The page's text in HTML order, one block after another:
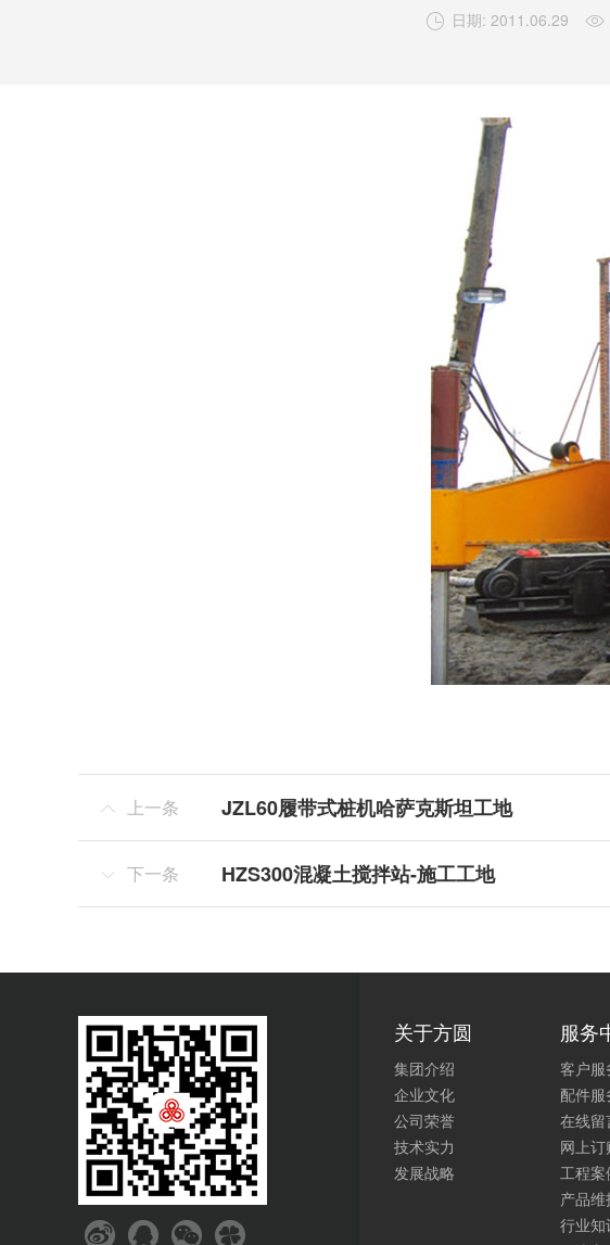
 日期: 2011.06.29 
 上一条 JZL60履带式桩机哈萨克斯坦工地
 下一条 HZS300混凝土搅拌站-施工工地
关于方圆
集团介绍
企业文化
公司荣誉
技术实力
发展战略
服务
客户服
配件服
在线留
网上订
工程案
产品维
行业知